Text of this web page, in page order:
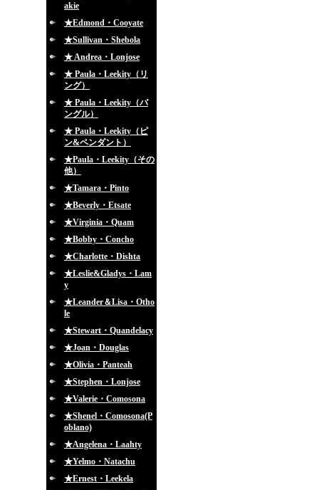
akie
★Edmond・Cooyate
★Sullivan・Shebola
★ Andrea・Lonjose
★ Paula・Leekity（リ
ング）
★ Paula・Leekity（バ
ングル）
★ Paula・Leekity（ピ
ン&ペンダント）
★Paula・Leekity（その
他）
★Tamara・Pinto
★Beverly・Etsate
★Virginia・Quam
★Bobby・Concho
★Charlotte・Dishta
★Leslie&Gladys・Lam
y
★Leander＆Lisa・Otho
le
★Stewart・Quandelacy
★Joan・Douglas
★Olivia・Panteah
★Stephen・Lonjose
★Valerie・Comosona
★Shenel・Comosona(P
oblano)
★Angelena・Laahty
★Yelmo・Natachu
★Ernest・Leekela